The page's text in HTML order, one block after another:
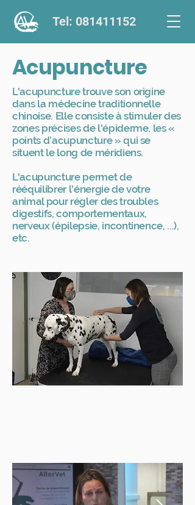
Tel: 081411152
Acupuncture
L'acupuncture trouve son origine
dans la médecine traditionnelle
chinoise. Elle consiste à stimuler des
zones précises de l'épiderme, les «
points d’acupuncture » qui se
situent le long de méridiens.
L'acupuncture permet de
rééquilibrer l'énergie de votre
animal pour régler des troubles
digestifs, comportementaux,
nerveux (épilepsie, incontinence, ...),
etc.